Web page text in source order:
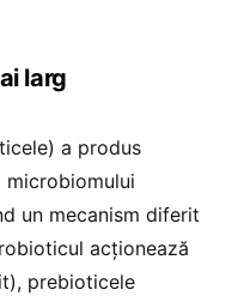
larg
a produs
microbiomului
un mecanism diferit
acționează
prebioticele